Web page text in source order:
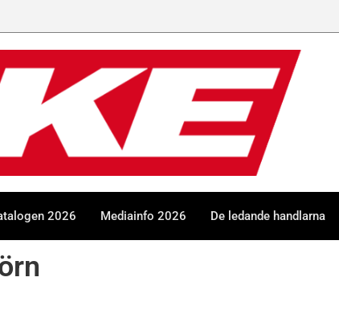
2026 Mediainfo 2026 De ledande handlarna